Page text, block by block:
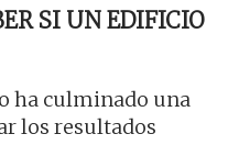
SI UN EDIFICIO
ha culminado una
los resultados